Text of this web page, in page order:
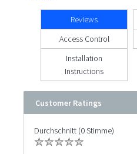
Reviews
Access Control
Installation
Instructions
Customer Ratings
Durchschnitt (0 Stimme)